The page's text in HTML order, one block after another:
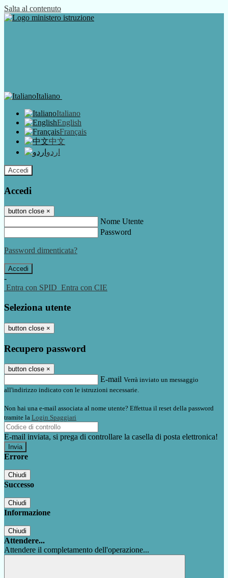
Salta al contenuto
Italiano
Italiano
English
Français
中文
اردو
Accedi
Accedi
button close ×
Nome Utente
Password
Password dimenticata?
-
Entra con SPID Entra con CIE
Seleziona utente
button close ×
Recupero password
button close ×
E-mail Verrà inviato un messaggio
all'indirizzo indicato con le istruzioni necessarie.
Non hai una e-mail associata al nome utente? Effettua il reset della password
tramite la Login Spaggiari
E-mail inviata, si prega di controllare la casella di posta elettronica!
Errore
Chiudi
Successo
Chiudi
Informazione
Chiudi
Attendere...
Attendere il completamento dell'operazione...